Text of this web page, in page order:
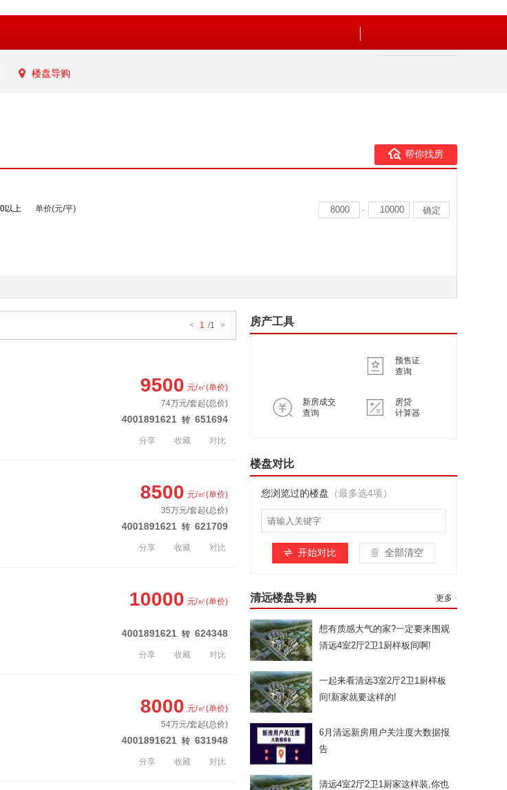
楼盘导购
帮你找房
以上 单价(元/平) -
< 1 /1 >
4001891621 转 651694
9500 元/㎡(单价)
74万元/套起(总价)
分享 收藏 对比
4001891621 转 621709
8500 元/㎡(单价)
35万元/套起(总价)
分享 收藏 对比
4001891621 转 624348
10000 元/㎡(单价)
分享 收藏 对比
4001891621 转 631948
8000 元/㎡(单价)
54万元/套起(总价)
分享 收藏 对比
房产工具
预售证
查询
新房成交
查询
房贷
计算器
楼盘对比
您浏览过的楼盘 （最多选4项）
开始对比 全部清空
清远楼盘导购 更多>
想有质感大气的家?一定要来围观
清远4室2厅2卫1厨样板间啊!
一起来看清远3室2厅2卫1厨样板
间!新家就要这样的!
6月清远新房用户关注度大数据报
告
清远4室2厅2卫1厨家这样装,你也